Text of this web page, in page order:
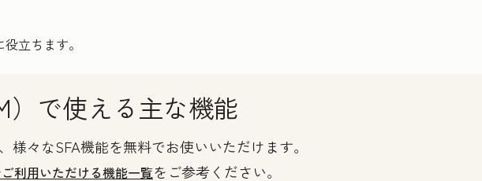
立ちます。
）で使える主な機能
々なSFA機能を無料でお使いいただけます。
利用いただける機能一覧をご参考ください。